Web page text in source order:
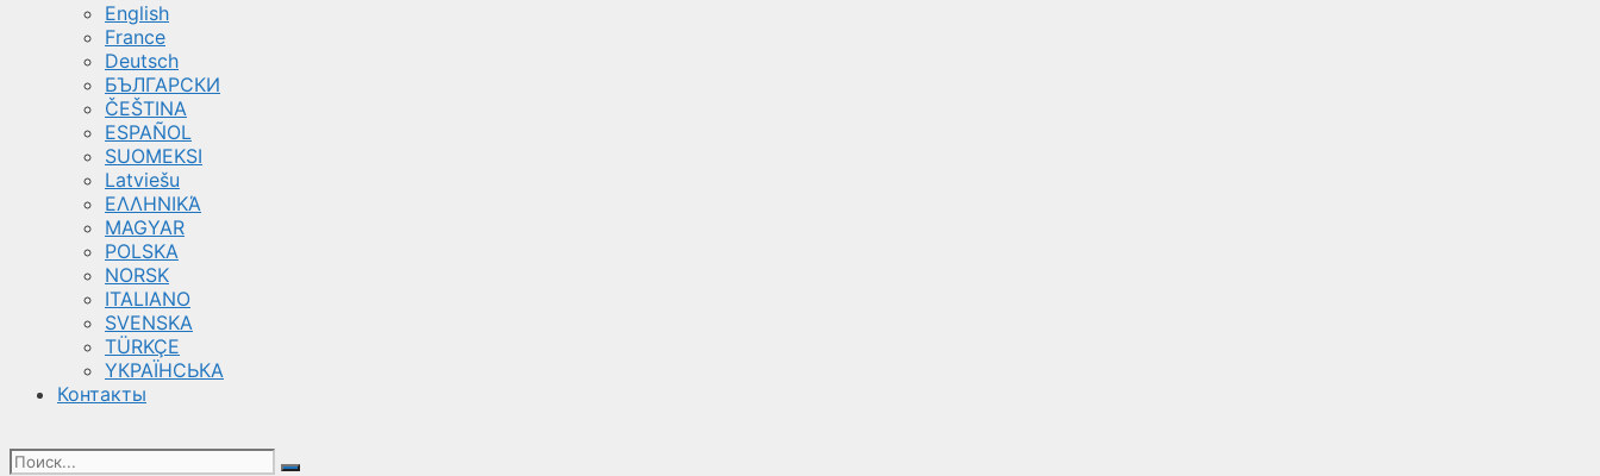
English
France
Deutsch
БЪЛГАРСКИ
ČEŠTINA
ESPAÑOL
SUOMEKSI
Latviešu
ΕΛΛΗΝΙΚΆ
MAGYAR
POLSKA
NORSK
ITALIANO
SVENSKA
TÜRKÇE
YКРАЇНСЬКА
Контакты